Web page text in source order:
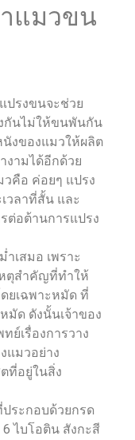
แมวขน
ปรงขนจะช่วย
กันไม่ให้ขนพันกัน
งของแมวให้ผลิต
งามได้อีกด้วย
คือ ค่อยๆ แปรง
วลาที่สั้น และ
ต่อต้านการแปรง
เสมอ เพราะ
ตุสำคัญที่ทำให้
ยเฉพาะหมัด ที่
มัด ดังนั้นเจ้าของ
ย์เรื่องการวาง
แมวอย่าง
ที่อยู่ในสิ่ง
ระกอบด้วยกรด
ไบโอติน สังกะสี